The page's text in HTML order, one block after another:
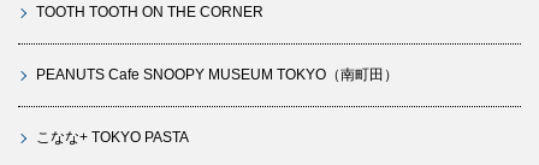
TOOTH TOOTH ON THE CORNER
PEANUTS Cafe SNOOPY MUSEUM TOKYO（南町田）
こなな+ TOKYO PASTA